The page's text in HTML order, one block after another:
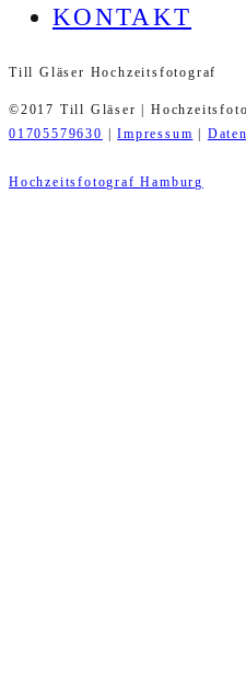
KONTAKT
Till Gläser Hochzeitsfotograf
©2017 Till Gläser |
01705579630
|Impressum
Hochzeitsfotograf Hamburg